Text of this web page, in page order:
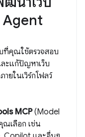
Agent
ที่คุณใช้ตรวจสอบ
ะแก้ปัญหาเว็บ
ยในเวิร์กโฟลว์
MCP(Model
เลือก เช่น